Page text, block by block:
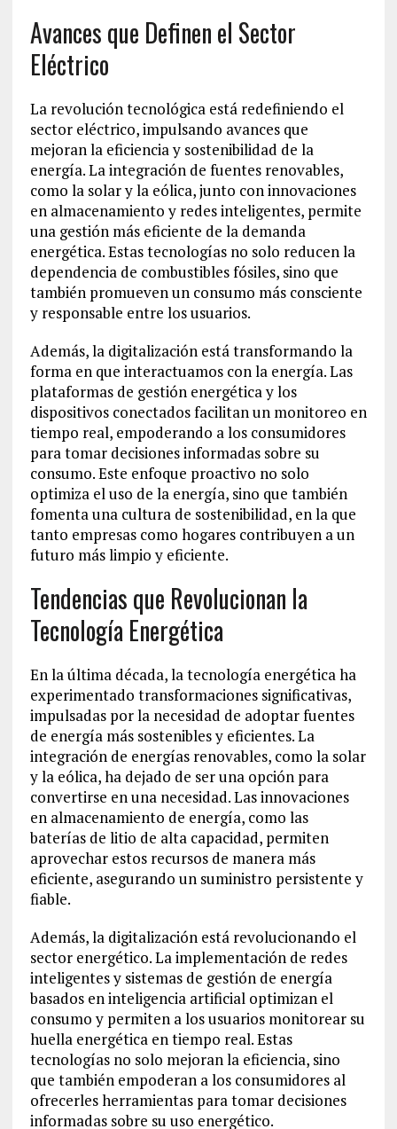
Avances que Definen el Sector
Eléctrico
La revolución tecnológica está redefiniendo el
sector eléctrico, impulsando avances que
mejoran la eficiencia y sostenibilidad de la
energía. La integración de fuentes renovables,
como la solar y la eólica, junto con innovaciones
en almacenamiento y redes inteligentes, permite
una gestión más eficiente de la demanda
energética. Estas tecnologías no solo reducen la
dependencia de combustibles fósiles, sino que
también promueven un consumo más consciente
y responsable entre los usuarios.
Además, la digitalización está transformando la
forma en que interactuamos con la energía. Las
plataformas de gestión energética y los
dispositivos conectados facilitan un monitoreo en
tiempo real, empoderando a los consumidores
para tomar decisiones informadas sobre su
consumo. Este enfoque proactivo no solo
optimiza el uso de la energía, sino que también
fomenta una cultura de sostenibilidad, en la que
tanto empresas como hogares contribuyen a un
futuro más limpio y eficiente.
Tendencias que Revolucionan la
Tecnología Energética
En la última década, la tecnología energética ha
experimentado transformaciones significativas,
impulsadas por la necesidad de adoptar fuentes
de energía más sostenibles y eficientes. La
integración de energías renovables, como la solar
y la eólica, ha dejado de ser una opción para
convertirse en una necesidad. Las innovaciones
en almacenamiento de energía, como las
baterías de litio de alta capacidad, permiten
aprovechar estos recursos de manera más
eficiente, asegurando un suministro persistente y
fiable.
Además, la digitalización está revolucionando el
sector energético. La implementación de redes
inteligentes y sistemas de gestión de energía
basados en inteligencia artificial optimizan el
consumo y permiten a los usuarios monitorear su
huella energética en tiempo real. Estas
tecnologías no solo mejoran la eficiencia, sino
que también empoderan a los consumidores al
ofrecerles herramientas para tomar decisiones
informadas sobre su uso energético.